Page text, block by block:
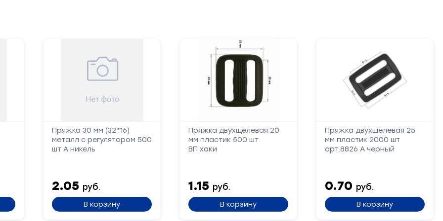
Пряжка 30 мм (32*16)
металл с регулятором 500
шт А никель
2.05 руб.
В корзину
Пряжка двухщелевая 20
мм пластик 500 шт
ВП хаки
1.15 руб.
В корзину
Пряжка двухщелевая 25
мм пластик 2000 шт
арт.8826 А черный
0.70 руб.
В корзину